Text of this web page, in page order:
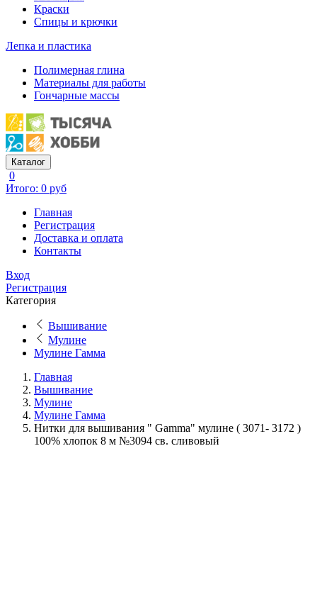
Краски
Спицы и крючки
Лепка и пластика
Полимерная глина
Материалы для работы
Гончарные массы
Каталог
0
Итого: 0 руб
Главная
Регистрация
Доставка и оплата
Контакты
Вход
Регистрация
Категория
Вышивание
Мулине
Мулине Гамма
Главная
Вышивание
Мулине
Мулине Гамма
Нитки для вышивания " Gamma" мулине ( 3071- 3172 )
100% хлопок 8 м №3094 св. сливовый